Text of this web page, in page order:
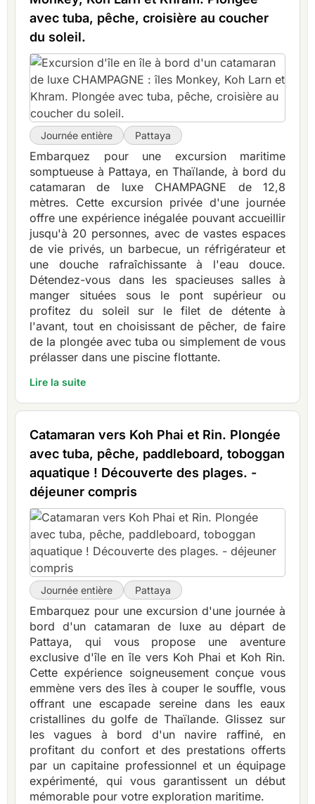
avec tuba, pêche, croisière au coucher
du soleil.
Journée entière Pattaya
Embarquez pour une excursion maritime
somptueuse à Pattaya, en Thaïlande, à bord du
catamaran de luxe CHAMPAGNE de 12,8
mètres. Cette excursion privée d'une journée
offre une expérience inégalée pouvant accueillir
jusqu'à 20 personnes, avec de vastes espaces
de vie privés, un barbecue, un réfrigérateur et
une douche rafraîchissante à l'eau douce.
Détendez-vous dans les spacieuses salles à
manger situées sous le pont supérieur ou
profitez du soleil sur le filet de détente à
l'avant, tout en choisissant de pêcher, de faire
de la plongée avec tuba ou simplement de vous
prélasser dans une piscine flottante.
Lire la suite
Catamaran vers Koh Phai et Rin. Plongée
avec tuba, pêche, paddleboard, toboggan
aquatique ! Découverte des plages. -
déjeuner compris
Journée entière Pattaya
Embarquez pour une excursion d'une journée à
bord d'un catamaran de luxe au départ de
Pattaya, qui vous propose une aventure
exclusive d'île en île vers Koh Phai et Koh Rin.
Cette expérience soigneusement conçue vous
emmène vers des îles à couper le souffle, vous
offrant une escapade sereine dans les eaux
cristallines du golfe de Thaïlande. Glissez sur
les vagues à bord d'un navire raffiné, en
profitant du confort et des prestations offerts
par un capitaine professionnel et un équipage
expérimenté, qui vous garantissent un début
mémorable pour votre exploration maritime.